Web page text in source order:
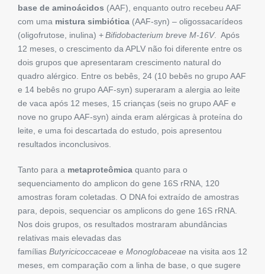
base de aminoácidos (AAF), enquanto outro recebeu AAF
com uma mistura simbiótica (AAF-syn) – oligossacarídeos
(oligofrutose, inulina) +Bifidobacterium breve M-16V. Após
12 meses, o crescimento da APLV não foi diferente entre os
dois grupos que apresentaram crescimento natural do
quadro alérgico. Entre os bebês, 24 (10 bebês no grupo AAF
e 14 bebês no grupo AAF-syn) superaram a alergia ao leite
de vaca após 12 meses, 15 crianças (seis no grupo AAF e
nove no grupo AAF-syn) ainda eram alérgicas à proteína do
leite, e uma foi descartada do estudo, pois apresentou
resultados inconclusivos.
Tanto para a metaproteômica quanto para o
sequenciamento do amplicon do gene 16S rRNA, 120
amostras foram coletadas. O DNA foi extraído de amostras
para, depois, sequenciar os amplicons do gene 16S rRNA.
Nos dois grupos, os resultados mostraram abundâncias
relativas mais elevadas das
famílias Butyricicoccaceae e Monoglobaceae na visita aos 12
meses, em comparação com a linha de base, o que sugere